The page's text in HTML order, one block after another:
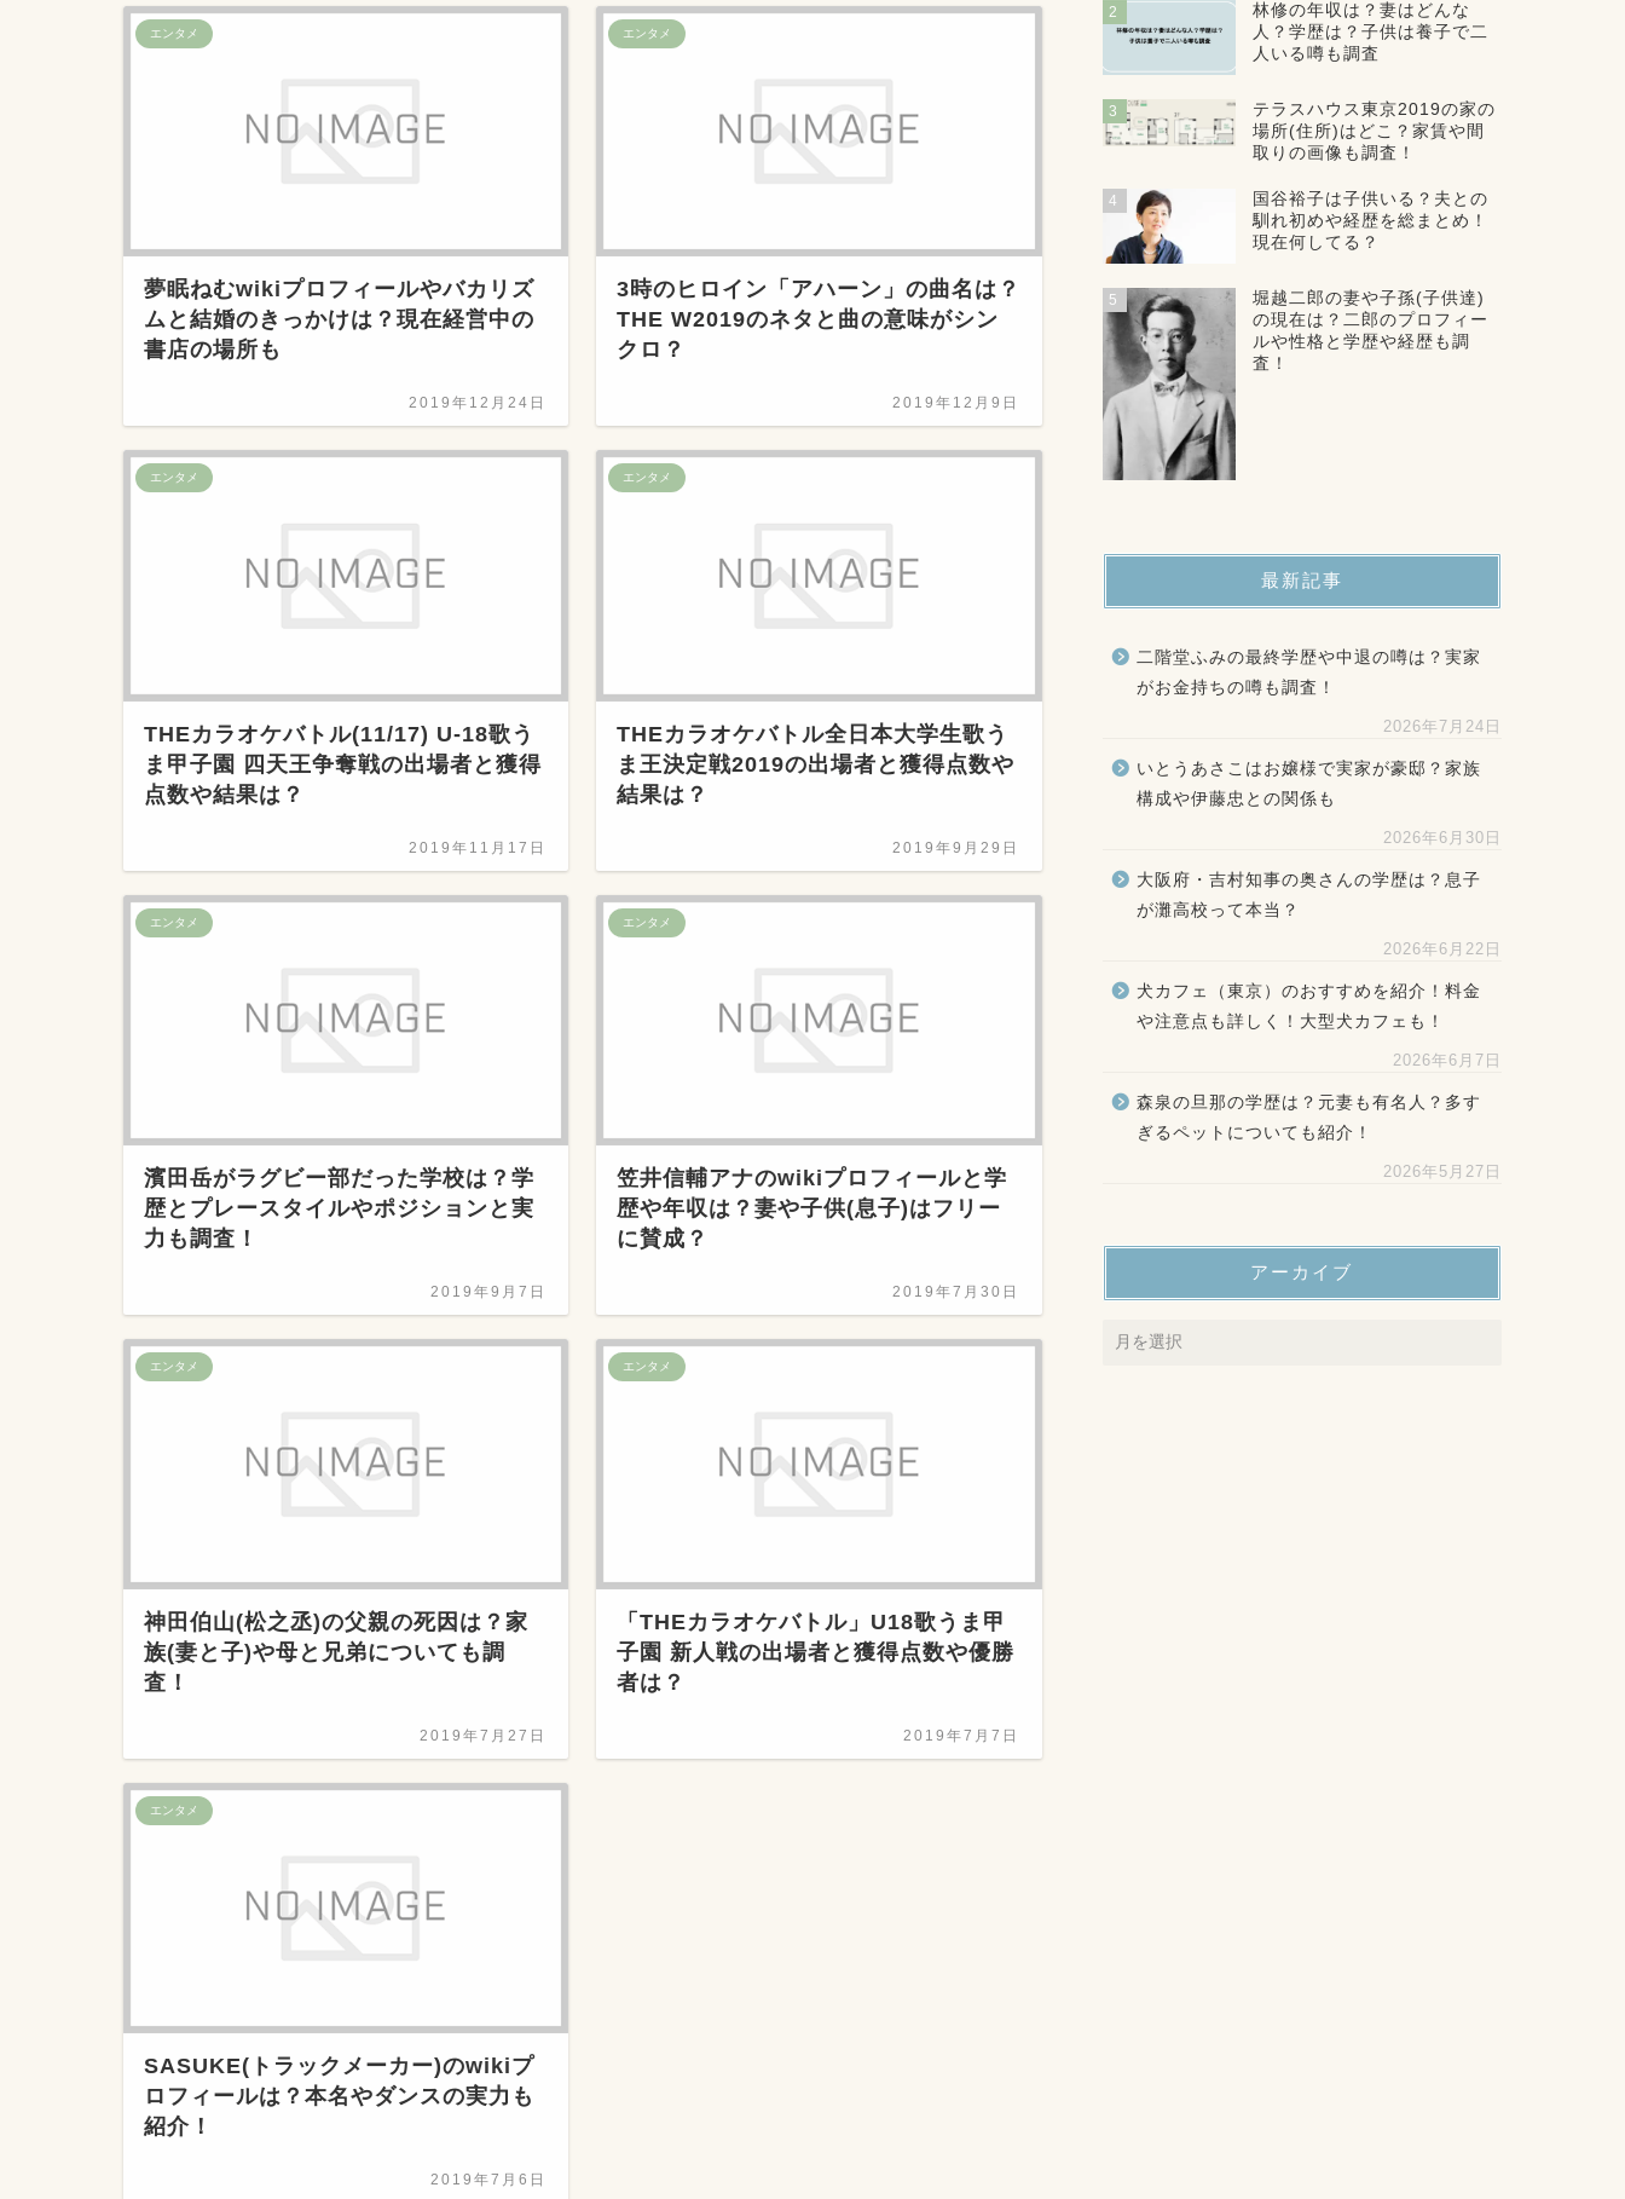
エンタメ
夢眠ねむwikiプロフィールやバカリズ
ムと結婚のきっかけは？現在経営中の
書店の場所も
2019年12月24日
エンタメ
3時のヒロイン「アハーン」の曲名は？
THE W2019のネタと曲の意味がシン
クロ？
2019年12月9日
エンタメ
THEカラオケバトル(11/17) U-18歌う
ま甲子園 四天王争奪戦の出場者と獲得
点数や結果は？
2019年11月17日
エンタメ
THEカラオケバトル全日本大学生歌う
ま王決定戦2019の出場者と獲得点数や
結果は？
2019年9月29日
エンタメ
濱田岳がラグビー部だった学校は？学
歴とプレースタイルやポジションと実
力も調査！
2019年9月7日
エンタメ
笠井信輔アナのwikiプロフィールと学
歴や年収は？妻や子供(息子)はフリー
に賛成？
2019年7月30日
エンタメ
神田伯山(松之丞)の父親の死因は？家
族(妻と子)や母と兄弟についても調
査！
2019年7月27日
エンタメ
「THEカラオケバトル」U18歌うま甲
子園 新人戦の出場者と獲得点数や優勝
者は？
2019年7月7日
エンタメ
SASUKE(トラックメーカー)のwikiプ
ロフィールは？本名やダンスの実力も
紹介！
2019年7月6日
2
林修の年収は？妻はどんな
人？学歴は？子供は養子で二
人いる噂も調査
3
テラスハウス東京2019の家の
場所(住所)はどこ？家賃や間
取りの画像も調査！
4
国谷裕子は子供いる？夫との
馴れ初めや経歴を総まとめ！
現在何してる？
5
堀越二郎の妻や子孫(子供達)
の現在は？二郎のプロフィー
ルや性格と学歴や経歴も調
査！
最新記事
二階堂ふみの最終学歴や中退の噂は？実家
がお金持ちの噂も調査！
2026年7月24日
いとうあさこはお嬢様で実家が豪邸？家族
構成や伊藤忠との関係も
2026年6月30日
大阪府・吉村知事の奥さんの学歴は？息子
が灘高校って本当？
2026年6月22日
犬カフェ（東京）のおすすめを紹介！料金
や注意点も詳しく！大型犬カフェも！
2026年6月7日
森泉の旦那の学歴は？元妻も有名人？多す
ぎるペットについても紹介！
2026年5月27日
アーカイブ